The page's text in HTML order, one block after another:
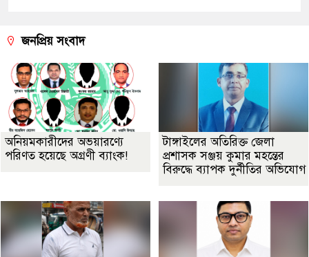
জনপ্রিয় সংবাদ
অনিয়মকারীদের অভয়ারণ্যে
পরিণত হয়েছে অগ্রণী ব্যাংক!
টাঙ্গাইলের অতিরিক্ত জেলা
প্রশাসক সঞ্জয় কুমার মহন্তের
বিরুদ্ধে ব্যাপক দুর্নীতির অভিযোগ